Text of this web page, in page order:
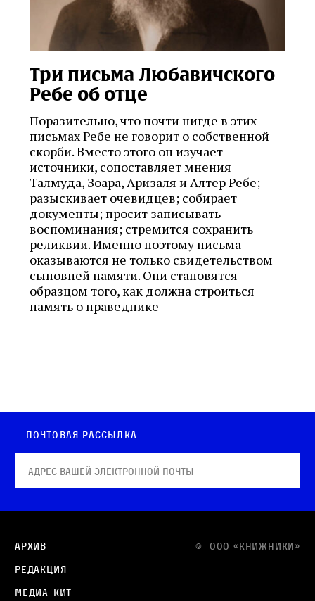
Три письма Любавичского
Ребе об отце
Поразительно, что почти нигде в этих
письмах Ребе не говорит о собственной
скорби. Вместо этого он изучает
источники, сопоставляет мнения
Талмуда, Зоара, Аризаля и Алтер Ребе;
разыскивает очевидцев; собирает
документы; просит записывать
воспоминания; стремится сохранить
реликвии. Именно поэтому письма
оказываются не только свидетельством
сыновней памяти. Они становятся
образцом того, как должна строиться
память о праведнике
Почтовая рассылка
© OOO «КНИЖНИКИ»
Архив
Редакция
Медиа-кит